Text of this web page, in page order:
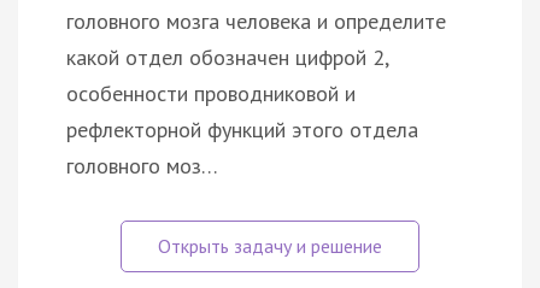
головного мозга человека и определите
какой отдел обозначен цифрой 2,
особенности проводниковой и
рефлекторной функций этого отдела
головного моз…